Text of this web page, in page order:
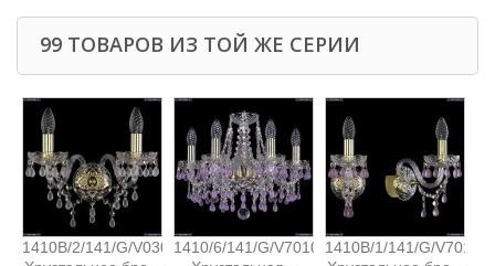
99 ТОВАРОВ ИЗ ТОЙ ЖЕ СЕРИИ
1410B/2/141/G/V03001410/6/141/G/V7010
1410B/1/141/G/V7010